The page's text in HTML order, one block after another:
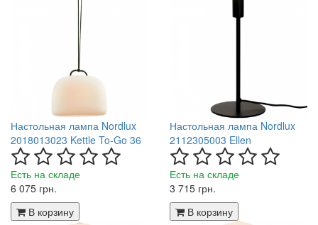
Настольная лампа Nordlux
2018013023 Kettle To-Go 36
Есть на складе
6 075 грн.
В корзину
Настольная лампа Nordlux
2112305003 Ellen
Есть на складе
3 715 грн.
В корзину